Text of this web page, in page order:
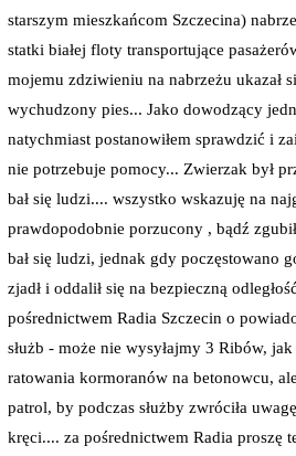
starszym mieszkańcom Szczecina)
statki białej floty transportujące
mojemu zdziwieniu na nabrzeżu ukazał
wychudzony pies... Jako dowodzący
natychmiast postanowiłem sprawdzić i
nie potrzebuje pomocy... Zwierzak był
bał się ludzi.... wszystko wskazuję na
prawdopodobnie porzucony , bądź
bał się ludzi, jednak gdy poczęstowano
zjadł i oddalił się na bezpieczną
pośrednictwem Radia Szczecin o
służb - może nie wysyłajmy 3 Ribów,
ratowania kormoranów na betonowcu,
patrol, by podczas służby zwróciła
kręci.... za pośrednictwem Radia proszę